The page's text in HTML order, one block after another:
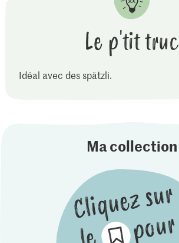
Le p'tit truc
Idéal avec des spätzli.
Ma collection